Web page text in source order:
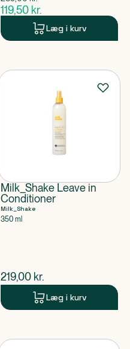
$gammel pris
$nuværende pris
119,50 kr.
Læg i kurv
Milk_Shake Leave in
Conditioner
Milk_Shake
350 ml
$nuværende pris
219,00 kr.
Læg i kurv